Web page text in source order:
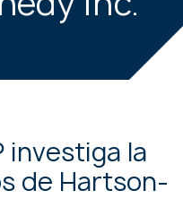
investiga la
de Hartson-